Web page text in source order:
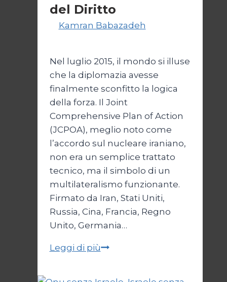
del Diritto
Kamran Babazadeh
Nel luglio 2015, il mondo si illuse
che la diplomazia avesse
finalmente sconfitto la logica
della forza. Il Joint
Comprehensive Plan of Action
(JCPOA), meglio noto come
l’accordo sul nucleare iraniano,
non era un semplice trattato
tecnico, ma il simbolo di un
multilateralismo funzionante.
Firmato da Iran, Stati Uniti,
Russia, Cina, Francia, Regno
Unito, Germania…
Leggi di piùJCPOA,